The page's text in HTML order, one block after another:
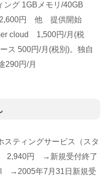
ング 1GBメモリ/40GB
円 他 提供開始
cloud 1,500円/月(税
ス 500円/月(税別)。独自
290円/月
ティングサービス（スタ
2,940円 →新規受付終了
→2005年7月31日新規受